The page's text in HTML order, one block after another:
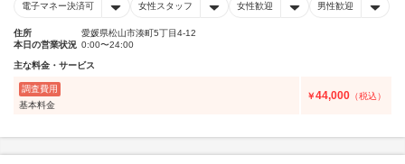
電子マネー決済可 女性スタッフ 女性歓迎 男性歓迎
住所
愛媛県松山市湊町5丁目4-12
本日の営業状況 0:00〜24:00
主な料金・サービス
調査費用
基本料金
￥44,000 （税込）